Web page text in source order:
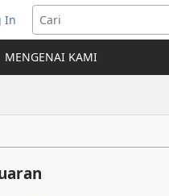
In
MENGENAI KAMI